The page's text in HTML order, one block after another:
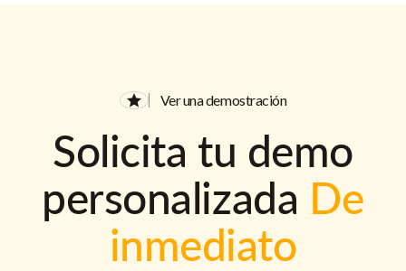
Ver una demostración
Solicita tu demo
personalizada De
inmediato